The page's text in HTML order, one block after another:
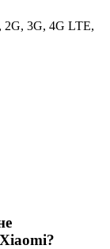
2G, 3G, 4G LTE,